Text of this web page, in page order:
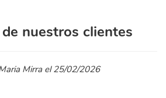
nuestros clientes
Mirra el 25/02/2026